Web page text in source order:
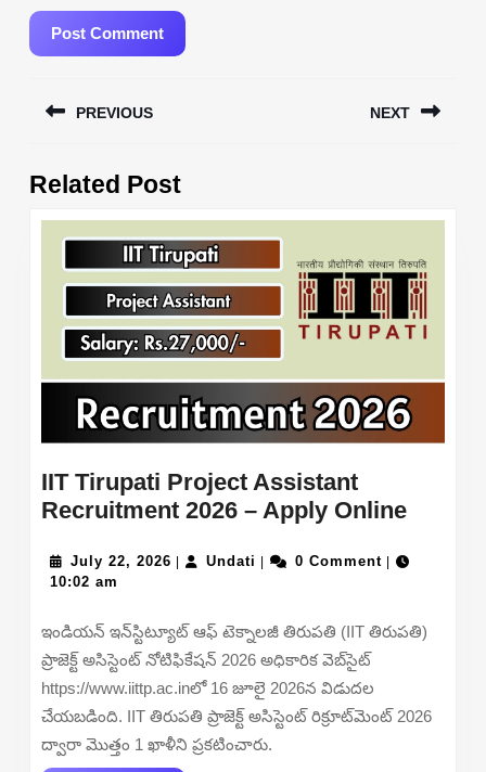
navigation
PREVIOUS
post:
NEXT
Related Post
IIT Tirupati Project Assistant
Recruitment 2026 – Apply OnlineIIT
Project
Apply
July 22, 2026 July
Undati Undati0 Comment
10:02 am
ఇండియన్ ఇన్‌స్టిట్యూట్ ఆఫ్ టెక్నాలజీ తిరుపతి (IIT తిరుపతి)
ప్రాజెక్ట్ అసిస్టెంట్ నోటిఫికేషన్ 2026 అధికారిక వెబ్‌సైట్
https://www.iittp.ac.inలో 16 జూలై 2026న విడుదల
చేయబడింది. IIT తిరుపతి ప్రాజెక్ట్ అసిస్టెంట్ రిక్రూట్‌మెంట్ 2026
ద్వారా మొత్తం 1 ఖాళీని ప్రకటించారు.